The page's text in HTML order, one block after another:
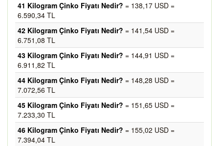
41 Kilogram Çinko Fiyatı Nedir? = 138,17 USD =
6.590,34 TL
42 Kilogram Çinko Fiyatı Nedir? = 141,54 USD =
6.751,08 TL
43 Kilogram Çinko Fiyatı Nedir? = 144,91 USD =
6.911,82 TL
44 Kilogram Çinko Fiyatı Nedir? = 148,28 USD =
7.072,56 TL
45 Kilogram Çinko Fiyatı Nedir? = 151,65 USD =
7.233,30 TL
46 Kilogram Çinko Fiyatı Nedir? = 155,02 USD =
7.394,04 TL